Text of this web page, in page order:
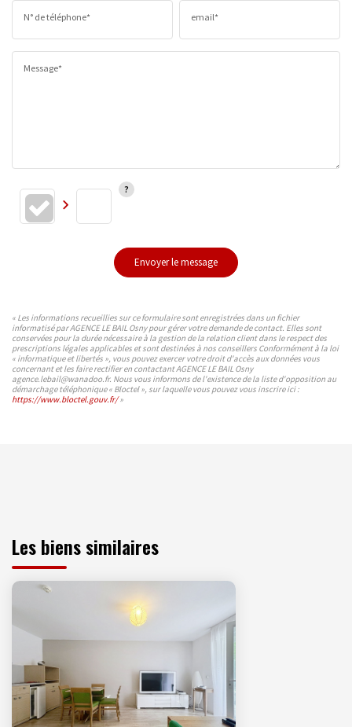
N° de téléphone* email*
Message*
Envoyer le message
« Les informations recueillies sur ce formulaire sont enregistrées dans un fichier
informatisé par AGENCE LE BAIL Osny pour gérer votre demande de contact. Elles sont
conservées pour la durée nécessaire à la gestion de la relation client dans le respect des
prescriptions légales applicables et sont destinées à nos conseillers Conformément à la loi
« informatique et libertés », vous pouvez exercer votre droit d'accès aux données vous
concernant et les faire rectifier en contactant AGENCE LE BAIL Osny
agence.lebail@wanadoo.fr. Nous vous informons de l'existence de la liste d'opposition au
démarchage téléphonique « Bloctel », sur laquelle vous pouvez vous inscrire ici :
https://www.bloctel.gouv.fr/»
Les biens similaires